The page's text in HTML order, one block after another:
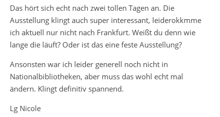
Das hört sich echt nach zwei tollen Tagen an. Die
Ausstellung klingt auch super interessant, leiderokkmme
ich aktuell nur nicht nach Frankfurt. Weißt du denn wie
lange die läuft? Oder ist das eine feste Ausstellung?
Ansonsten war ich leider generell noch nicht in
Nationalbibliotheken, aber muss das wohl echt mal
ändern. Klingt definitiv spannend.
Lg Nicole